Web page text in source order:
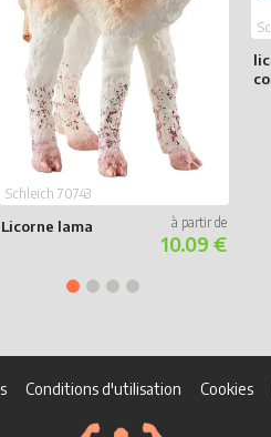
Licorne lama
Schleich 70743
10.09 €
Conditions d'utilisation Cookies